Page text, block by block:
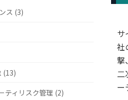
サ
社
撃
二
ー
ス (3)
(13)
ティリスク管理 (2)